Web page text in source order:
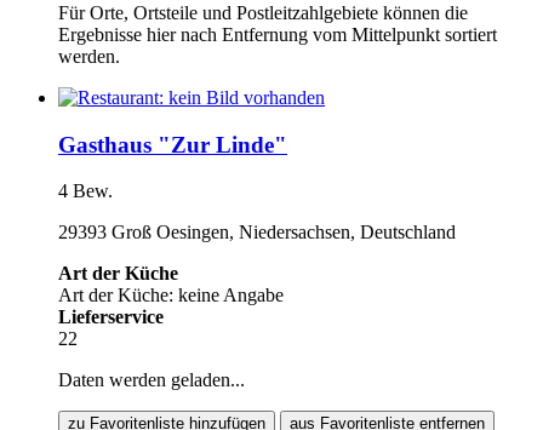
Für Orte, Ortsteile und Postleitzahlgebiete können die
Ergebnisse hier nach Entfernung vom Mittelpunkt sortiert
werden.
Gasthaus "Zur Linde"
4 Bew.
29393 Groß Oesingen, Niedersachsen, Deutschland
Art der Küche
Art der Küche: keine Angabe
Lieferservice
22
Daten werden geladen...
zu Favoritenliste hinzufügen aus Favoritenliste entfernen